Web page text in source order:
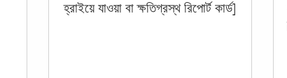
হ্রাইয়ে যাওয়া বা ক্ষতিগ্রস্থ রিপোর্ট কার্ড]